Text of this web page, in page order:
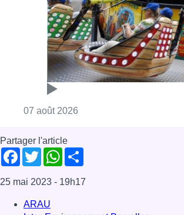
25 mai 2023- 19h17
ARAU
Inter-Environnement Bruxelles
Porte de Ninove
Bruxelles-ville
News
Offres d’emploi